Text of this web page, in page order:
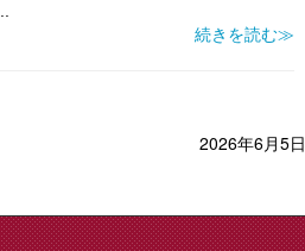
続きを読む≫
2026年6月5日